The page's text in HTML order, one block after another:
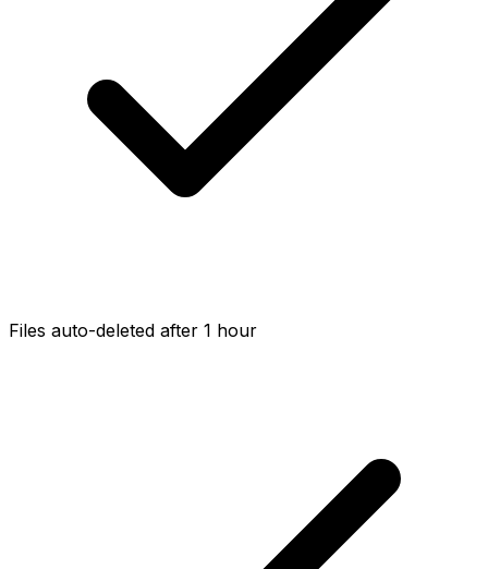
Files auto-deleted after 1 hour